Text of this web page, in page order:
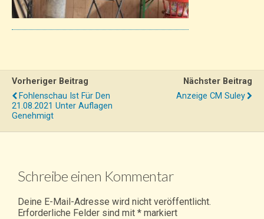
Vorheriger Beitrag
Fohlenschau Ist Für Den
21.08.2021 Unter Auflagen
Genehmigt
Nächster Beitrag
Anzeige CM Suley
Schreibe einen Kommentar
Deine E-Mail-Adresse wird nicht veröffentlicht.
Erforderliche Felder sind mit * markiert